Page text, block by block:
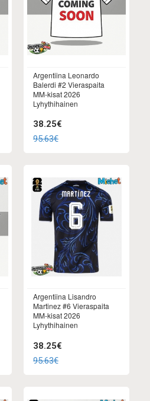
Argentiina Leonardo
Balerdi #2 Vieraspaita
MM-kisat 2026
Lyhythihainen
38.25€
95.63€
Argentiina Lisandro
Martinez #6 Vieraspaita
MM-kisat 2026
Lyhythihainen
38.25€
95.63€